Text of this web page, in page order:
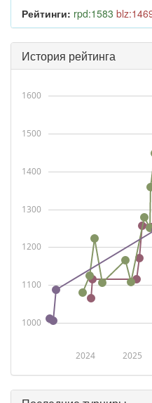
Рейтинги: rpd:1583
История рейтинга
2024 2025
1000
1100
1200
1300
1400
1500
1600